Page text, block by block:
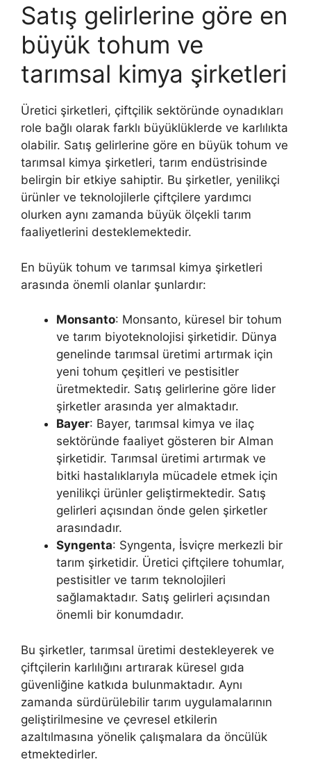
Satış gelirlerine göre en
büyük tohum ve
tarımsal kimya şirketleri
Üretici şirketleri, çiftçilik sektöründe oynadıkları
role bağlı olarak farklı büyüklüklerde ve karlılıkta
olabilir. Satış gelirlerine göre en büyük tohum ve
tarımsal kimya şirketleri, tarım endüstrisinde
belirgin bir etkiye sahiptir. Bu şirketler, yenilikçi
ürünler ve teknolojilerle çiftçilere yardımcı
olurken aynı zamanda büyük ölçekli tarım
faaliyetlerini desteklemektedir.
En büyük tohum ve tarımsal kimya şirketleri
arasında önemli olanlar şunlardır:
Monsanto: Monsanto, küresel bir tohum
ve tarım biyoteknolojisi şirketidir. Dünya
genelinde tarımsal üretimi artırmak için
yeni tohum çeşitleri ve pestisitler
üretmektedir. Satış gelirlerine göre lider
şirketler arasında yer almaktadır.
Bayer: Bayer, tarımsal kimya ve ilaç
sektöründe faaliyet gösteren bir Alman
şirketidir. Tarımsal üretimi artırmak ve
bitki hastalıklarıyla mücadele etmek için
yenilikçi ürünler geliştirmektedir. Satış
gelirleri açısından önde gelen şirketler
arasındadır.
Syngenta: Syngenta, İsviçre merkezli bir
tarım şirketidir. Üretici çiftçilere tohumlar,
pestisitler ve tarım teknolojileri
sağlamaktadır. Satış gelirleri açısından
önemli bir konumdadır.
Bu şirketler, tarımsal üretimi destekleyerek ve
çiftçilerin karlılığını artırarak küresel gıda
güvenliğine katkıda bulunmaktadır. Aynı
zamanda sürdürülebilir tarım uygulamalarının
geliştirilmesine ve çevresel etkilerin
azaltılmasına yönelik çalışmalara da öncülük
etmektedirler.